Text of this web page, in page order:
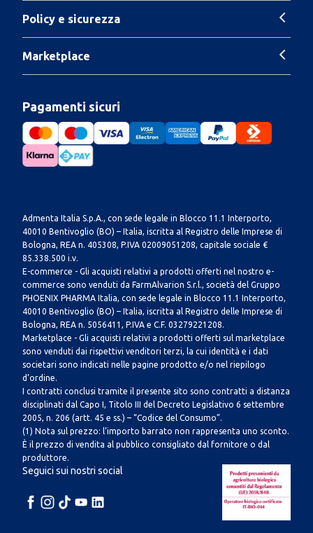
Policy e sicurezza
Marketplace
Pagamenti sicuri
Admenta Italia S.p.A., con sede legale in Blocco 11.1 Interporto,
40010 Bentivoglio (BO) – Italia, iscritta al Registro delle Imprese di
Bologna, REA n. 405308, P.IVA 02009051208, capitale sociale €
85.338.500 i.v.
E-commerce - Gli acquisti relativi a prodotti offerti nel nostro e-
commerce sono venduti da FarmAlvarion S.r.l., società del Gruppo
PHOENIX PHARMA Italia, con sede legale in Blocco 11.1 Interporto,
40010 Bentivoglio (BO) – Italia, iscritta al Registro delle Imprese di
Bologna, REA n. 5056411, P.IVA e C.F. 03279221208.
Marketplace - Gli acquisti relativi a prodotti offerti sul marketplace
sono venduti dai rispettivi venditori terzi, la cui identità e i dati
societari sono indicati nelle pagine prodotto e/o nel riepilogo
d’ordine.
I contratti conclusi tramite il presente sito sono contratti a distanza
disciplinati dal Capo I, Titolo III del Decreto Legislativo 6 settembre
2005, n. 206 (artt. 45 e ss.) – “Codice del Consumo”.
(1) Nota sul prezzo: l’importo barrato non rappresenta uno sconto.
È il prezzo di vendita al pubblico consigliato dal fornitore o dal
produttore.
Seguici sui nostri social